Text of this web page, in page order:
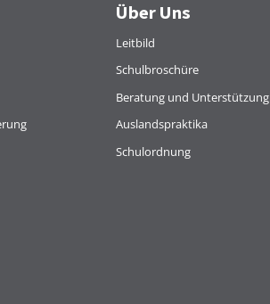
Über Uns
Leitbild
Schulbroschüre
Beratung und Unterstützung
Auslandspraktika
Schulordnung